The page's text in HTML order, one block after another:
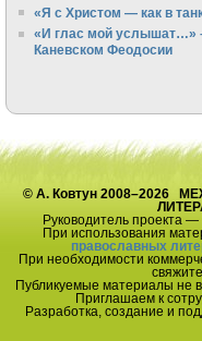
«Я с Христом — как в
«И глас мой услышат…»
Каневском Феодосии
© А. Ковтун 2008–2026
Руководитель проекта
При использования
православных
При необходимости
Публикуемые материалы не
Приглашаем к
Разработка, создание и